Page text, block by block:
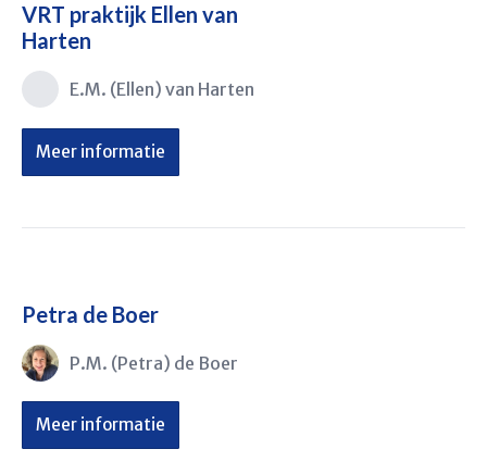
VRT praktijk Ellen van
Harten
E.M. (Ellen) van Harten
Meer informatie
Petra de Boer
P.M. (Petra) de Boer
Meer informatie